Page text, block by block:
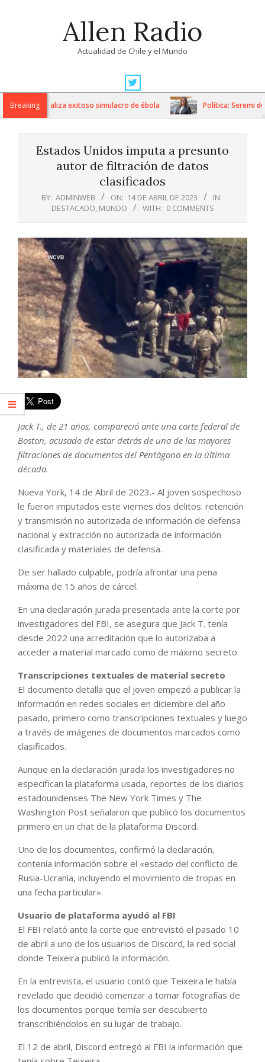
Allen Radio
Actualidad de Chile y el Mundo
Navigation
MenuBreaking
Fricke realiza exitoso simulacro de ébola Política: Seremi de
Estados Unidos imputa a presunto
autor de filtración de datos
clasificados
BY: ADMINWEB ON: 14 DE ABRIL DE 2023
IN:
DESTACADO, MUNDO WITH: 0 COMMENTS
Jack T., de 21 años, compareció ante una corte federal de
Boston, acusado de estar detrás de una de las mayores
filtraciones de documentos del Pentágono en la última
década.
Nueva York, 14 de Abril de 2023.- Al joven sospechoso
le fueron imputados este viernes dos delitos: retención
y transmisión no autorizada de información de defensa
nacional y extracción no autorizada de información
clasificada y materiales de defensa.
De ser hallado culpable, podría afrontar una pena
máxima de 15 años de cárcel.
En una declaración jurada presentada ante la corte por
investigadores del FBI, se asegura que Jack T. tenía
desde 2022 una acreditación que lo autorizaba a
acceder a material marcado como de máximo secreto.
Transcripciones textuales de material secreto
El documento detalla que el joven empezó a publicar la
información en redes sociales en diciembre del año
pasado, primero como transcripciones textuales y luego
a través de imágenes de documentos marcados como
clasificados.
Aunque en la declaración jurada los investigadores no
especifican la plataforma usada, reportes de los diarios
estadounidenses The New York Times y The
Washington Post señalaron que publicó los documentos
primero en un chat de la plataforma Discord.
Uno de los documentos, confirmó la declaración,
contenía información sobre el «estado del conflicto de
Rusia-Ucrania, incluyendo el movimiento de tropas en
una fecha particular».
Usuario de plataforma ayudó al FBI
El FBI relató ante la corte que entrevistó el pasado 10
de abril a uno de los usuarios de Discord, la red social
donde Teixeira publicó la información.
En la entrevista, el usuario contó que Teixeira le había
revelado que decidió comenzar a tomar fotografías de
los documentos porque temía ser descubierto
transcribiéndolos en su lugar de trabajo.
El 12 de abril, Discord entregó al FBI la información que